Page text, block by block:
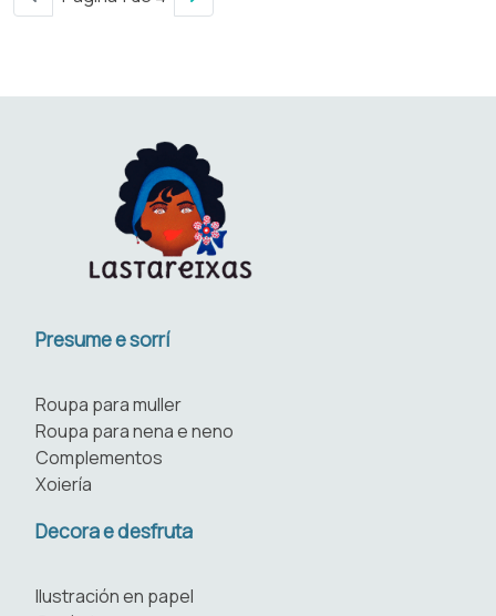
Presume e sorrí
Roupa para muller
Roupa para nena e neno
Complementos
Xoiería
Decora e desfruta
Ilustración en papel